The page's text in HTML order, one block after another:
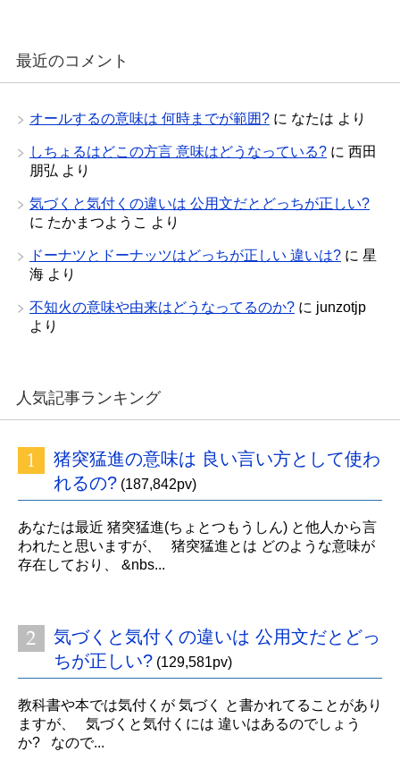
最近のコメント
オールするの意味は 何時までが範囲? に なたは より
しちょるはどこの方言 意味はどうなっている? に 西田
朋弘 より
気づくと気付くの違いは 公用文だとどっちが正しい?
に たかまつようこ より
ドーナツとドーナッツはどっちが正しい 違いは? に 星
海 より
不知火の意味や由来はどうなってるのか? に junzotjp
より
人気記事ランキング
猪突猛進の意味は 良い言い方として使わ
れるの? (187,842pv)
あなたは最近 猪突猛進(ちょとつもうしん) と他人から言
われたと思いますが、 猪突猛進とは どのような意味が
存在しており、 &nbs...
気づくと気付くの違いは 公用文だとどっ
ちが正しい? (129,581pv)
教科書や本では気付くが 気づく と書かれてることがあり
ますが、 気づくと気付くには 違いはあるのでしょう
か? なので...